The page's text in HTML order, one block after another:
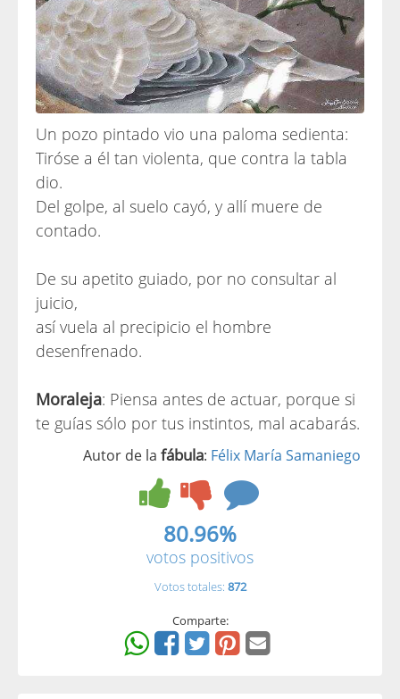
Un pozo pintado vio una paloma sedienta:
Tiróse a él tan violenta, que contra la tabla
dio.
Del golpe, al suelo cayó, y allí muere de
contado.
De su apetito guiado, por no consultar al
juicio,
así vuela al precipicio el hombre
desenfrenado.
Moraleja: Piensa antes de actuar, porque si
te guías sólo por tus instintos, mal acabarás.
Autor de la fábula: Félix María Samaniego
80.96%
votos positivos
Votos totales: 872
Comparte: